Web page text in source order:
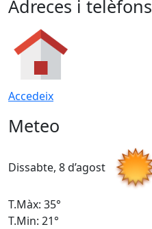
Adreces i telèfons
Accedeix
Meteo
Dissabte, 8 d’agost
T.Màx: 35°
T.Min: 21°